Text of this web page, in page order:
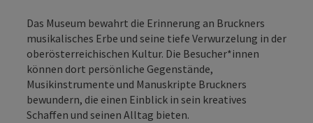
Das Museum bewahrt die Erinnerung an Bruckners
musikalisches Erbe und seine tiefe Verwurzelung in der
oberösterreichischen Kultur. Die Besucher*innen
können dort persönliche Gegenstände,
Musikinstrumente und Manuskripte Bruckners
bewundern, die einen Einblick in sein kreatives
Schaffen und seinen Alltag bieten.